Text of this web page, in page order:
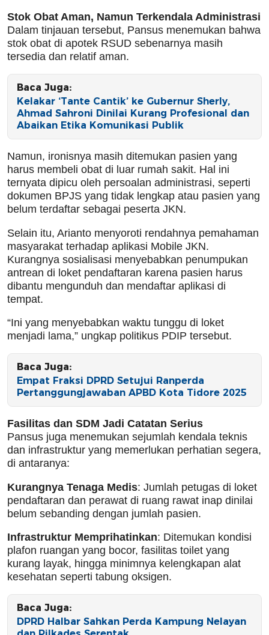
Stok Obat Aman, Namun Terkendala Administrasi
Dalam tinjauan tersebut, Pansus menemukan bahwa
stok obat di apotek RSUD sebenarnya masih
tersedia dan relatif aman.
Baca Juga:
Kelakar ‘Tante Cantik’ ke Gubernur Sherly,
Ahmad Sahroni Dinilai Kurang Profesional dan
Abaikan Etika Komunikasi Publik
Namun, ironisnya masih ditemukan pasien yang
harus membeli obat di luar rumah sakit. Hal ini
ternyata dipicu oleh persoalan administrasi, seperti
dokumen BPJS yang tidak lengkap atau pasien yang
belum terdaftar sebagai peserta JKN.
Selain itu, Arianto menyoroti rendahnya pemahaman
masyarakat terhadap aplikasi Mobile JKN.
Kurangnya sosialisasi menyebabkan penumpukan
antrean di loket pendaftaran karena pasien harus
dibantu mengunduh dan mendaftar aplikasi di
tempat.
“Ini yang menyebabkan waktu tunggu di loket
menjadi lama,” ungkap politikus PDIP tersebut.
Baca Juga:
Empat Fraksi DPRD Setujui Ranperda
Pertanggungjawaban APBD Kota Tidore 2025
Fasilitas dan SDM Jadi Catatan Serius
Pansus juga menemukan sejumlah kendala teknis
dan infrastruktur yang memerlukan perhatian segera,
di antaranya:
Kurangnya Tenaga Medis: Jumlah petugas di loket
pendaftaran dan perawat di ruang rawat inap dinilai
belum sebanding dengan jumlah pasien.
Infrastruktur Memprihatinkan: Ditemukan kondisi
plafon ruangan yang bocor, fasilitas toilet yang
kurang layak, hingga minimnya kelengkapan alat
kesehatan seperti tabung oksigen.
Baca Juga:
DPRD Halbar Sahkan Perda Kampung Nelayan